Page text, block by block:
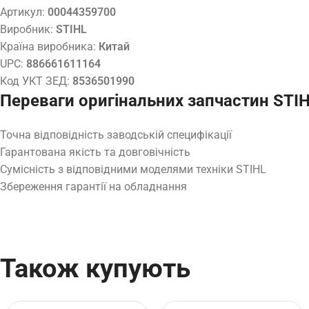
Артикул: 00044359700
Виробник: STIHL
Країна виробника: Китай
UPC: 886661611164
Код УКТ ЗЕД: 8536501990
Переваги оригінальних запчастин
Точна відповідність заводській специфікації
Гарантована якість та довговічність
Сумісність з відповідними моделями техніки STIHL
Збереження гарантії на обладнання
Також купують